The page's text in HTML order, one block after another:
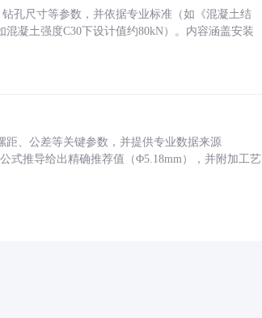
孔尺寸等参数，并依据专业标准（如《混凝土结
凝土强度C30下设计值约80kN）。内容涵盖安装
距、公差等关键参数，并提供专业数据来源
式推导给出精确推荐值（Φ5.18mm），并附加工艺